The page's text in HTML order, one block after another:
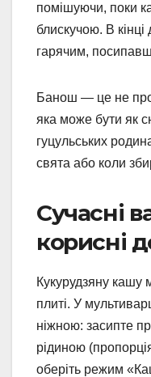
помішуючи, поки
блискучою. В
гарячим,
Банош — це не
яка може бути як
гуцульських
свята або коли
Сучасні
корисні
Кукурудзяну кашу
плиті. У
ніжною: засипте
рідиною
оберіть режим